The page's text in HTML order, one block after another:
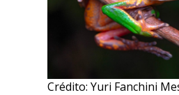
Crédito: Yuri Fanchini